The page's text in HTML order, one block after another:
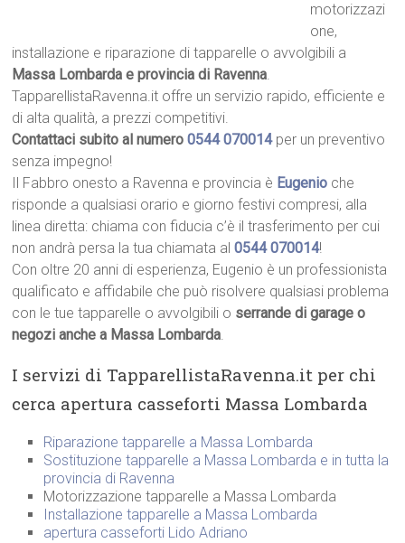
motorizzazi
one,
installazione e riparazione di tapparelle o avvolgibili a
Massa Lombarda e provincia di Ravenna.
TapparellistaRavenna.it offre un servizio rapido, efficiente e
di alta qualità, a prezzi competitivi.
Contattaci subito al numero0544 070014per un preventivo
senza impegno!
Il Fabbro onesto a Ravenna e provincia è Eugenio che
risponde a qualsiasi orario e giorno festivi compresi, alla
linea diretta: chiama con fiducia c’è il trasferimento per cui
non andrà persa la tua chiamata al0544 070014!
Con oltre 20 anni di esperienza, Eugenio è un professionista
qualificato e affidabile che può risolvere qualsiasi problema
con le tue tapparelle o avvolgibili o serrande di garage o
negozi anche a Massa Lombarda.
I servizi di TapparellistaRavenna.it per chi
cerca apertura casseforti Massa Lombarda
Riparazione tapparelle a Massa Lombarda
Sostituzione tapparelle a Massa Lombarda e in tutta la
provincia di Ravenna
Motorizzazione tapparelle a Massa Lombarda
Installazione tapparelle a Massa Lombarda
apertura casseforti Lido Adriano